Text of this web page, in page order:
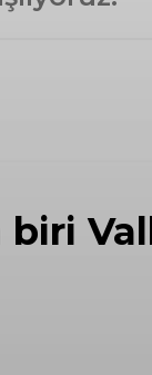
biri